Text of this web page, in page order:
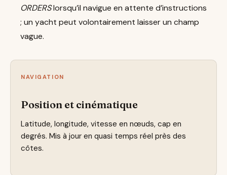
ORDERSlorsqu’il navigue en attente d’instructions
; un yacht peut volontairement laisser un champ
vague.
NAVIGATION
Position et cinématique
Latitude, longitude, vitesse en nœuds, cap en
degrés. Mis à jour en quasi temps réel près des
côtes.